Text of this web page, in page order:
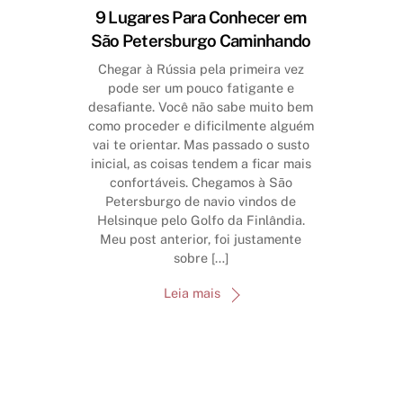
9 Lugares Para Conhecer em
São Petersburgo Caminhando
Chegar à Rússia pela primeira vez
pode ser um pouco fatigante e
desafiante. Você não sabe muito bem
como proceder e dificilmente alguém
vai te orientar. Mas passado o susto
inicial, as coisas tendem a ficar mais
confortáveis. Chegamos à São
Petersburgo de navio vindos de
Helsinque pelo Golfo da Finlândia.
Meu post anterior, foi justamente
sobre […]
Leia mais